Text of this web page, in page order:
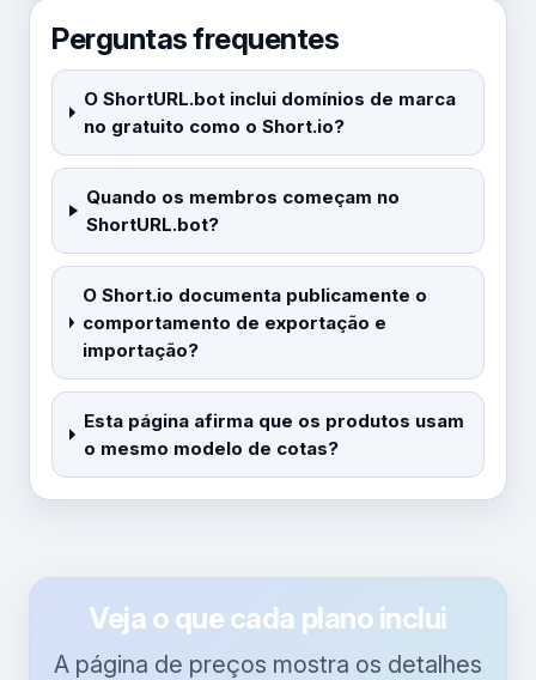
Perguntas frequentes
O ShortURL.bot inclui domínios de marca
no gratuito como o Short.io?
Quando os membros começam no
ShortURL.bot?
O Short.io documenta publicamente o
comportamento de exportação e
importação?
Esta página afirma que os produtos usam
o mesmo modelo de cotas?
Veja o que cada plano inclui
A página de preços mostra os detalhes